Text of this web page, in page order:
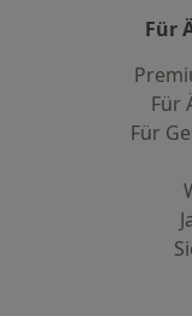
Für
Für
Für